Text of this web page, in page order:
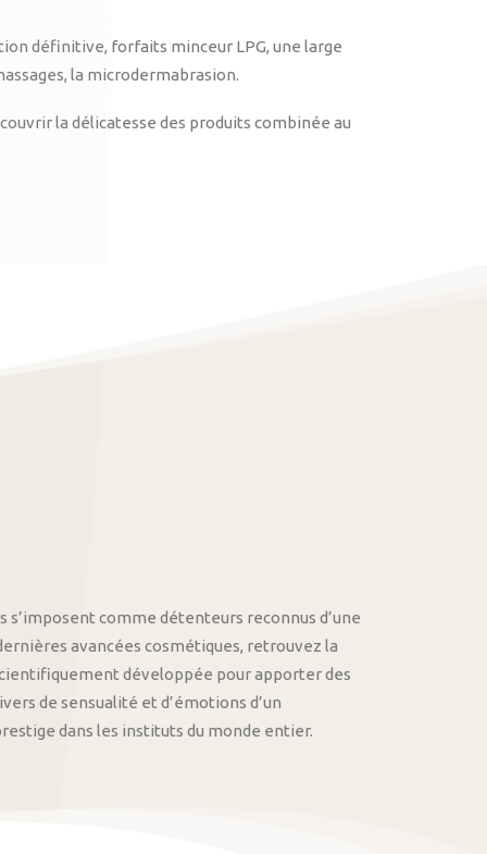
définitive, forfaits minceur LPG, une large
la microdermabrasion.
la délicatesse des produits combinée au
s’imposent comme détenteurs reconnus d’une
avancées cosmétiques, retrouvez la
développée pour apporter des
de sensualité et d’émotions d’un
dans les instituts du monde entier.